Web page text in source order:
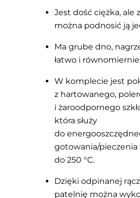
Jest dość ciężka, ale
można podnosić ją
Ma grube dno,
łatwo i
W komplecie jest
z hartowanego,
i żaroodpornego
która służy
do
gotowania/
do 250 °C.
Dzięki odpinanej
patelnię można